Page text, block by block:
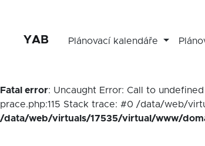
YAB Plánovací kalendáře
Fatal error: Uncaught Error: Call to
prace.php:115 Stack trace: #0 /data/web/
/data/web/virtuals/17535/virtual/www/